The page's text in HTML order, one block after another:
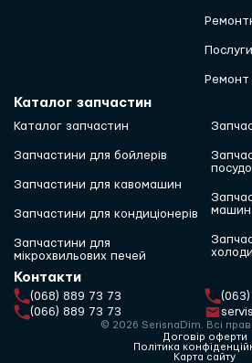
Ремонт
Каталог запчастин
Каталог запчастин
Запчастини для бойлерів
Запчастини для кавомашин
Запчастини для кондиціонерів
Запчастини для
мікрохвильових печей
машин
Контакти
(068) 889 73 73
(066) 889 73 73
© 2026 SerisnaDim. Всі
Договір оферти
Політика
Карта сайту